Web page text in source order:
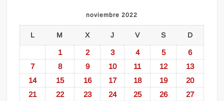
noviembre 2022
L M X J V S D
1 2 3 4 5
6
7
8 9 10 11 12
13
14
15 16 17 18 19
20
21
22 23 24 25 26
27